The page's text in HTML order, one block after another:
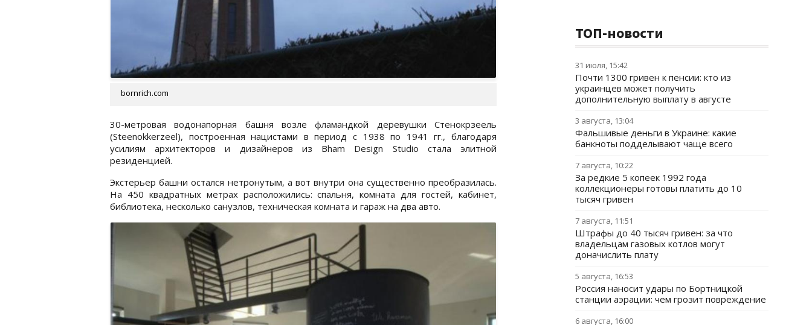
bornrich.com
30-метровая водонапорная башня возле фламандкой деревушки Стенокрзеель
(Steenokkerzeel), построенная нацистами в период с 1938 по 1941 гг., благодаря
усилиям архитекторов и дизайнеров из Bham Design Studio стала элитной
резиденцией.
Экстерьер башни остался нетронутым, а вот внутри она существенно преобразилась.
На 450 квадратных метрах расположились: спальня, комната для гостей, кабинет,
библиотека, несколько санузлов, техническая комната и гараж на два авто.
ТОП-новости
31 июля, 15:42
Почти 1300 гривен к пенсии: кто из
украинцев может получить
дополнительную выплату в августе
3 августа, 13:04
Фальшивые деньги в Украине: какие
банкноты подделывают чаще всего
7 августа, 10:22
За редкие 5 копеек 1992 года
коллекционеры готовы платить до 10
тысяч гривен
7 августа, 11:51
Штрафы до 40 тысяч гривен: за что
владельцам газовых котлов могут
доначислить плату
5 августа, 16:53
Россия наносит удары по Бортницкой
станции аэрации: чем грозит повреждение
6 августа, 16:00